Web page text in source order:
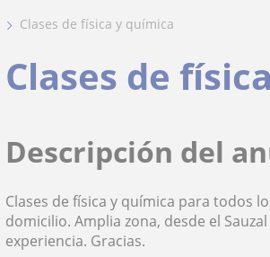
clases de física y química
Clases de
Descripción del
Clases de física y química para todos
domicilio. Amplia zona, desde el
experiencia. Gracias.